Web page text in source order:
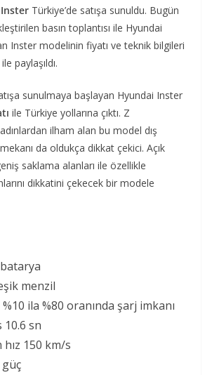
Inster Türkiye’de satışa sunuldu. Bugün
basın toplantısı ile Hyundai
Inster modelinin fiyatı ve teknik bilgileri
paylaşıldı.
sunulmaya başlayan Hyundai Inster
ile Türkiye yollarına çıktı. Z
ilham alan bu model dış
da oldukça dikkat çekici. Açık
saklama alanları ile özellikle
dikkatini çekecek bir modele
batarya
menzil
ila %80 oranında şarj imkanı
10.6 sn
150 km/s